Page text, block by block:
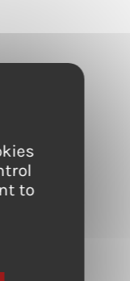
to